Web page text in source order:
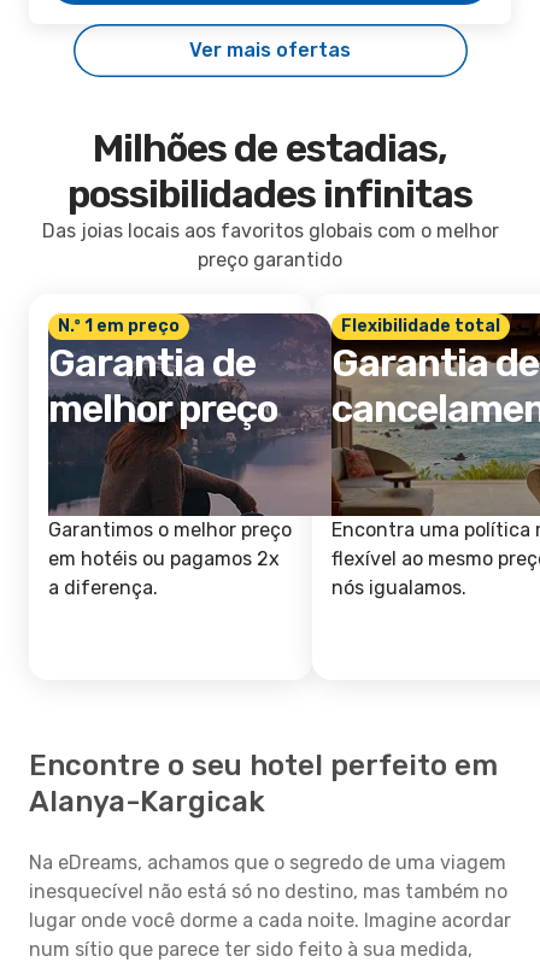
Ver mais ofertas
Milhões de estadias,
possibilidades infinitas
Das joias locais aos favoritos globais com o melhor
preço garantido
N.º 1 em preço
Garantia de
melhor preço
Garantimos o melhor preço
em hotéis ou pagamos 2x
a diferença.
Flexibilidade total
Garantia de
Encontra uma política
flexível ao mesmo
nós igualamos.
Encontre o seu hotel perfeito em
Alanya-Kargicak
Na eDreams, achamos que o segredo de uma viagem
inesquecível não está só no destino, mas também no
lugar onde você dorme a cada noite. Imagine acordar
num sítio que parece ter sido feito à sua medida,